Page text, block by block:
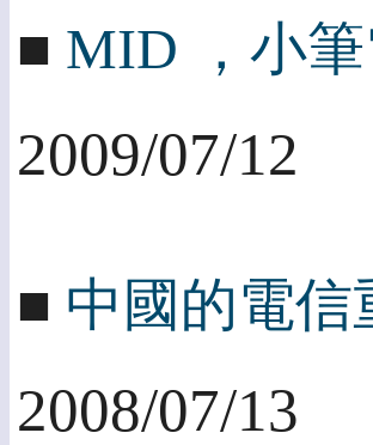
■ MID ，小
2009/07/12
■ 中國的電信
2008/07/13